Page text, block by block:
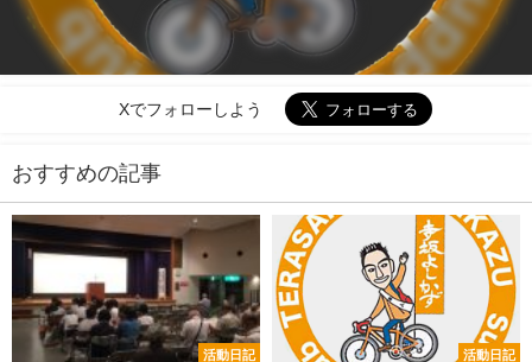
Xでフォローしよう
おすすめの記事
活動日記 活動日記